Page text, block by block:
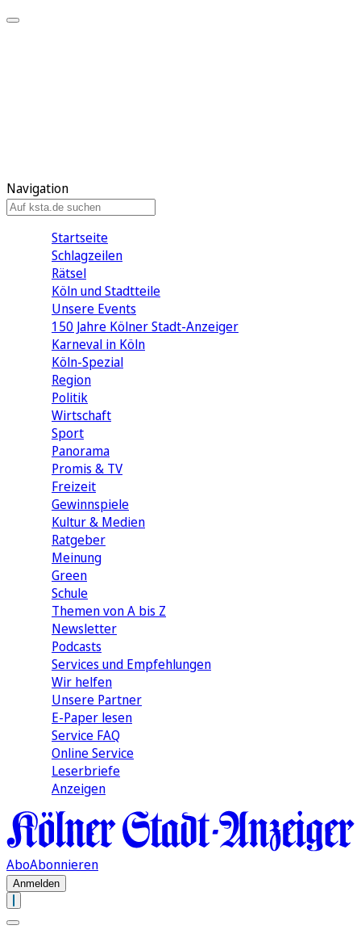
Navigation
Startseite
Schlagzeilen
Rätsel
Köln und Stadtteile
Unsere Events
150 Jahre Kölner Stadt-Anzeiger
Karneval in Köln
Köln-Spezial
Region
Politik
Wirtschaft
Sport
Panorama
Promis & TV
Freizeit
Gewinnspiele
Kultur & Medien
Ratgeber
Meinung
Green
Schule
Themen von A bis Z
Newsletter
Podcasts
Services und Empfehlungen
Wir helfen
Unsere Partner
E-Paper lesen
Service FAQ
Online Service
Leserbriefe
Anzeigen
AboAbonnieren
Anmelden